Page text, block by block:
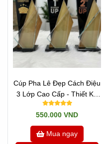
Cúp Pha Lê Đẹp Cách Điệu
3 Lớp Cao Cấp - Thiết Kế
Theo Yêu Cầu
550.000 VND
Mua ngay